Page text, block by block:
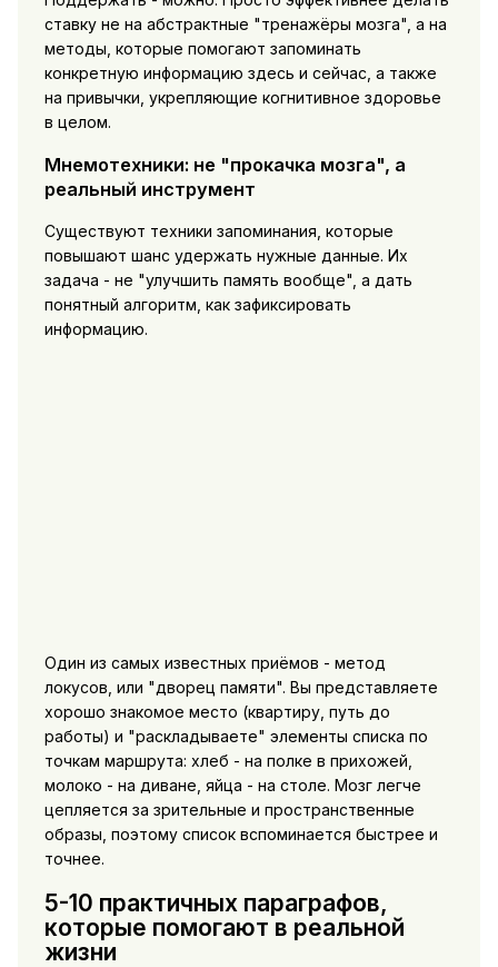
ставку не на абстрактные "тренажёры мозга", а на
методы, которые помогают запоминать
конкретную информацию здесь и сейчас, а также
на привычки, укрепляющие когнитивное здоровье
в целом.
Мнемотехники: не "прокачка мозга", а
реальный инструмент
Существуют техники запоминания, которые
повышают шанс удержать нужные данные. Их
задача - не "улучшить память вообще", а дать
понятный алгоритм, как зафиксировать
информацию.
Один из самых известных приёмов - метод
локусов, или "дворец памяти". Вы представляете
хорошо знакомое место (квартиру, путь до
работы) и "раскладываете" элементы списка по
точкам маршрута: хлеб - на полке в прихожей,
молоко - на диване, яйца - на столе. Мозг легче
цепляется за зрительные и пространственные
образы, поэтому список вспоминается быстрее и
точнее.
5-10 практичных параграфов,
которые помогают в реальной
жизни